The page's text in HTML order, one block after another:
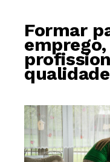
Formar
emprego,
qualidade